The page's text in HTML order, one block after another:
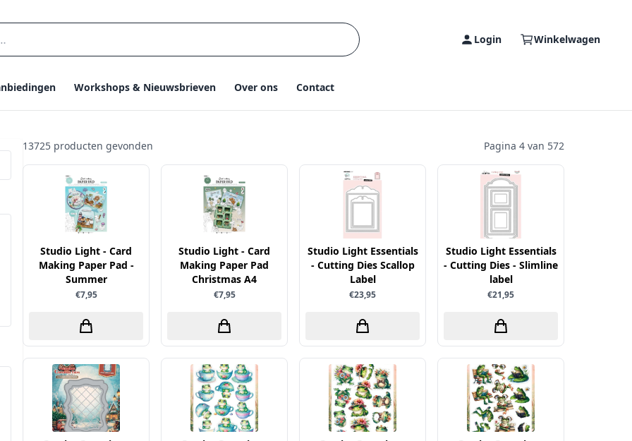
Login Winkelwagen
Workshops & Nieuwsbrieven Over ons Contact
13725 producten gevonden Pagina 4 van 572
Studio Light - Card
Making Paper Pad -
Summer
€7,95
Studio Light - Card
Making Paper Pad
Christmas A4
€7,95
Studio Light Essentials
- Cutting Dies Scallop
Label
€23,95
Studio Light Essentials
- Cutting Dies - Slimline
label
€21,95